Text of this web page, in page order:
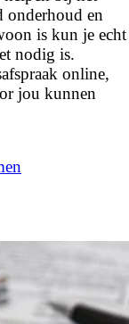
onderhoud en
is kun je echt
nodig is.
online,
jou kunnen